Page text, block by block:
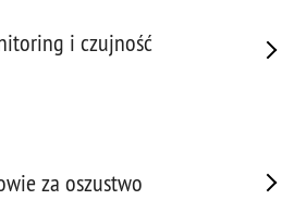
i czujność
za oszustwo